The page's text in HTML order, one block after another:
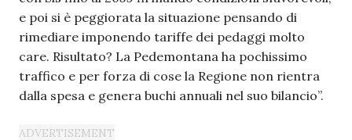
e poi si è peggiorata la situazione pensando di
rimediare imponendo tariffe dei pedaggi molto
care. Risultato? La Pedemontana ha pochissimo
traffico e per forza di cose la Regione non rientra
dalla spesa e genera buchi annuali nel suo bilancio”.